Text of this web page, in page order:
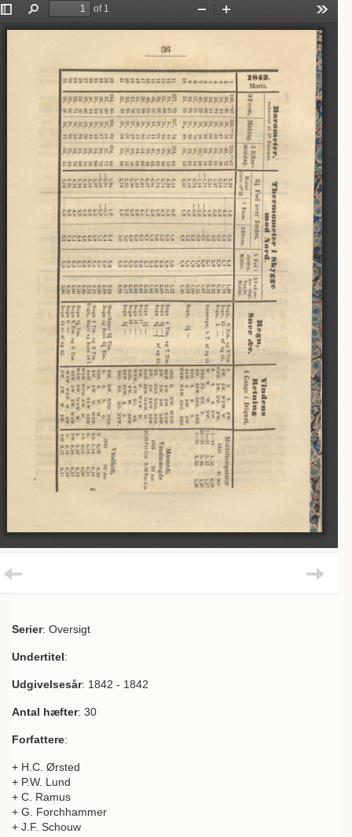
Serier: Oversigt
Undertitel:
Udgivelsesår: 1842 - 1842
Antal hæfter: 30
Forfattere:
+ H.C. Ørsted
+ P.W. Lund
+ C. Ramus
+ G. Forchhammer
+ J.F. Schouw